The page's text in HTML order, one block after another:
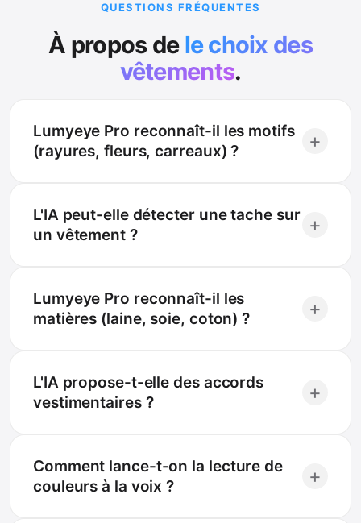
QUESTIONS FRÉQUENTES
À propos de le choix des
vêtements.
Lumyeye Pro reconnaît-il les motifs
(rayures, fleurs, carreaux) ?
+
L'IA peut-elle détecter une tache sur
un vêtement ?
+
Lumyeye Pro reconnaît-il les
matières (laine, soie, coton) ?
+
L'IA propose-t-elle des accords
vestimentaires ?
+
Comment lance-t-on la lecture de
couleurs à la voix ?
+